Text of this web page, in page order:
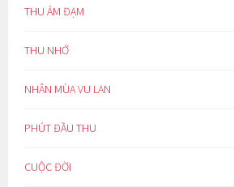
THU ẢM ĐẠM
THU NHỚ
NHÂN MÙA VU LAN
PHÚT ĐẦU THU
CUỘC ĐỜI